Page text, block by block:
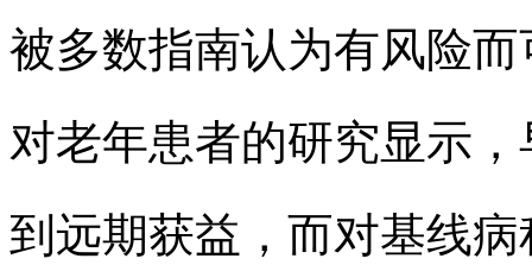
被多数指南认为有风险
对老年患者的研究显示
到远期获益，而对基线